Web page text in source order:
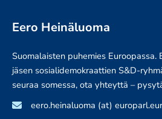
Eero Heinäluoma
Suomalaisten puhemies Euroopassa.
jäsen sosialidemokraattien S&D-
seuraa somessa, ota yhteyttä –
eero.heinaluoma (at)